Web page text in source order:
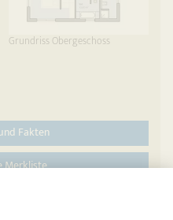
Grundriss Obergeschoss
Fakten
Merkliste